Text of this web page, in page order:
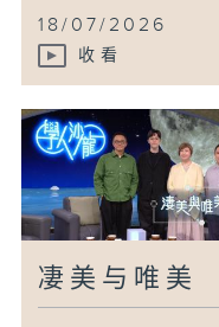
18/07/2026
收看
凄美与唯美